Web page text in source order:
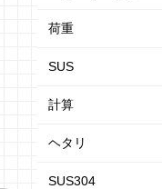
荷重
SUS
計算
ヘタリ
SUS304